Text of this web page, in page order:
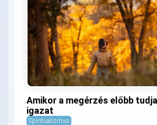
Amikor a megérzés előbb
igazat
Spiritualizmus